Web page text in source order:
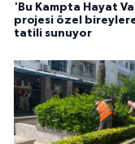
'Bu Kampta Hayat
projesi özel
tatili sunuyor